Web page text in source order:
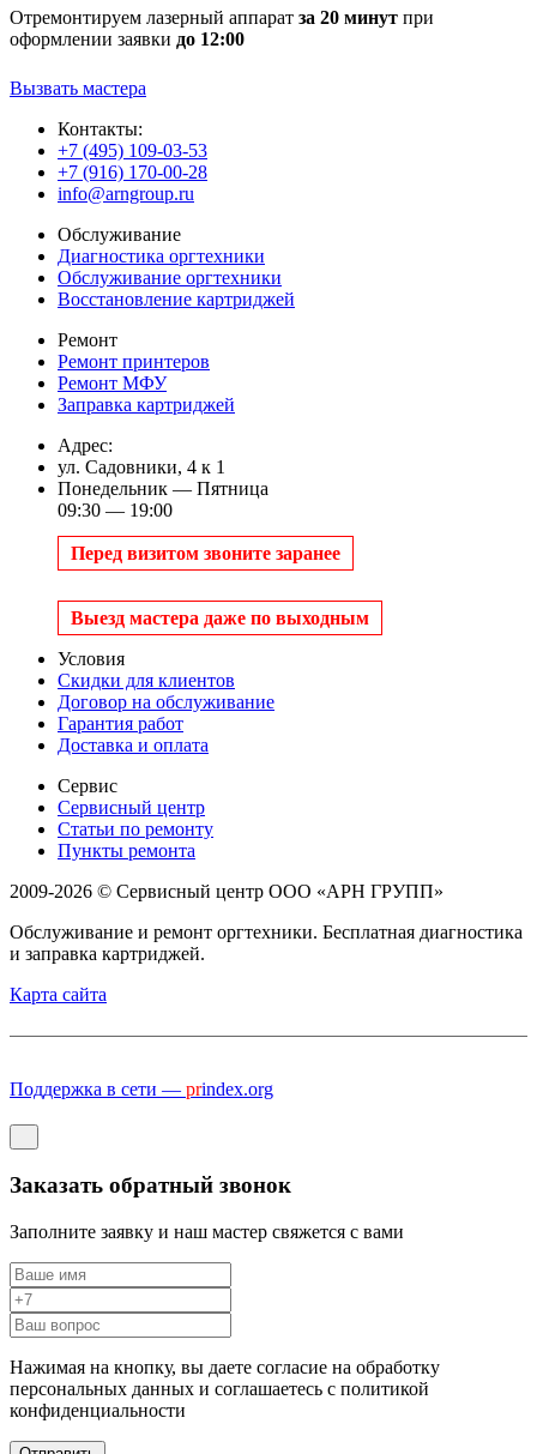
Отремонтируем лазерный аппарат за 20 минут при
оформлении заявки до 12:00
Вызвать мастера
Контакты:
+7 (495) 109-03-53
+7 (916) 170-00-28
info@arngroup.ru
Обслуживание
Диагностика оргтехники
Обслуживание оргтехники
Восстановление картриджей
Ремонт
Ремонт принтеров
Ремонт МФУ
Заправка картриджей
Адрес:
ул. Садовники, 4 к 1
Понедельник — Пятница
09:30 — 19:00
Перед визитом звоните заранее
Выезд мастера даже по выходным
Условия
Скидки для клиентов
Договор на обслуживание
Гарантия работ
Доставка и оплата
Сервис
Сервисный центр
Статьи по ремонту
Пункты ремонта
2009-2026 © Сервисный центр ООО «АРН ГРУПП»
Обслуживание и ремонт оргтехники. Бесплатная диагностика
и заправка картриджей.
Карта сайта
Поддержка в сети — prindex.org
Заказать обратный звонок
Заполните заявку и наш мастер свяжется с вами
Нажимая на кнопку, вы даете согласие на обработку
персональных данных и соглашаетесь c политикой
конфиденциальности